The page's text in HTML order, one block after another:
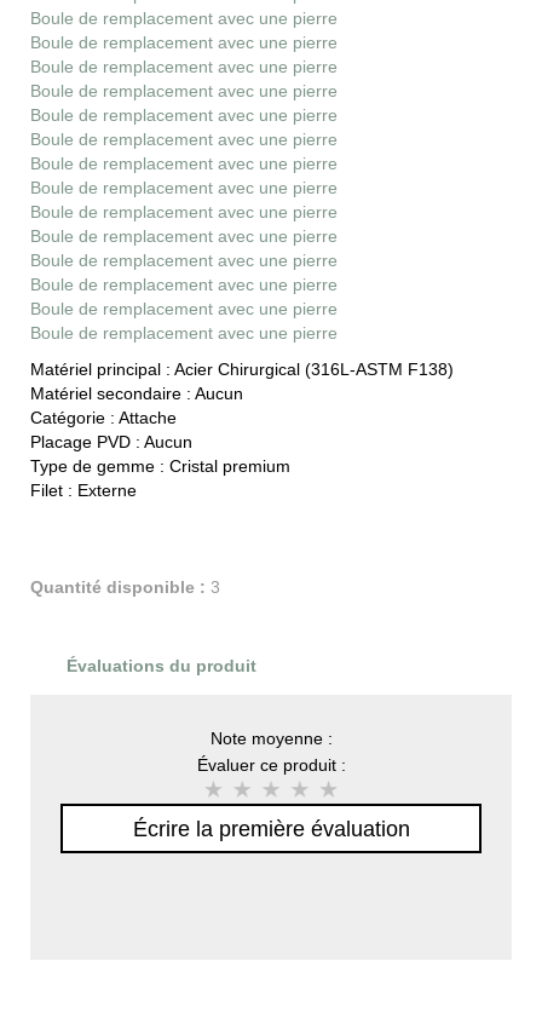
Boule de remplacement avec une pierre
Boule de remplacement avec une pierre
Boule de remplacement avec une pierre
Boule de remplacement avec une pierre
Boule de remplacement avec une pierre
Boule de remplacement avec une pierre
Boule de remplacement avec une pierre
Boule de remplacement avec une pierre
Boule de remplacement avec une pierre
Boule de remplacement avec une pierre
Boule de remplacement avec une pierre
Boule de remplacement avec une pierre
Boule de remplacement avec une pierre
Boule de remplacement avec une pierre
Matériel principal : Acier Chirurgical (316L-ASTM F138)
Matériel secondaire : Aucun
Catégorie : Attache
Placage PVD : Aucun
Type de gemme : Cristal premium
Filet : Externe
Quantité disponible : 3
Évaluations du produit
Note moyenne :
Évaluer ce produit :
Écrire la première évaluation